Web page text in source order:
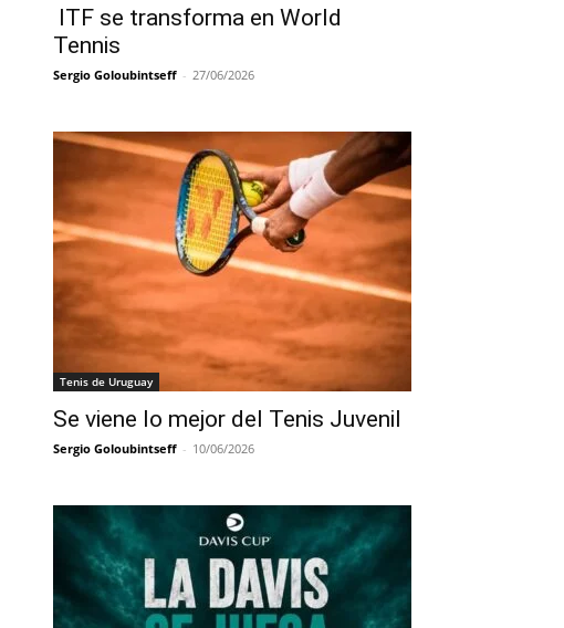
ITF se transforma en World
Tennis
Sergio Goloubintseff - 27/06/2026
Tenis de Uruguay
Se viene lo mejor del Tenis Juvenil
Sergio Goloubintseff - 10/06/2026